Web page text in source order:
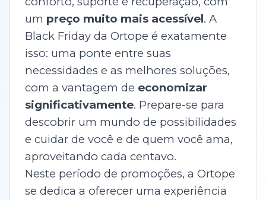
um preço muito mais acessível. A
Black Friday da Ortope é exatamente
isso: uma ponte entre suas
necessidades e as melhores soluções,
com a vantagem de economizar
significativamente. Prepare-se para
descobrir um mundo de possibilidades
e cuidar de você e de quem você ama,
aproveitando cada centavo.
Neste período de promoções, a Ortope
se dedica a oferecer uma experiência